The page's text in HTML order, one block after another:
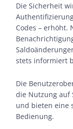
Die Sicherheit
Codes – erhöht.
stets informiert
Die
die Nutzung auf
und bieten eine
Bedienung.